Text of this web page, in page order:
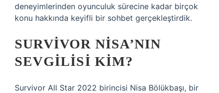
deneyimlerinden oyunculuk sürecine kadar birçok
konu hakkında keyifli bir sohbet gerçekleştirdik.
SURVIVOR NISA’NIN
SEVGILISI KIM?
Survivor All Star 2022 birincisi Nisa Bölükbaşı, bir